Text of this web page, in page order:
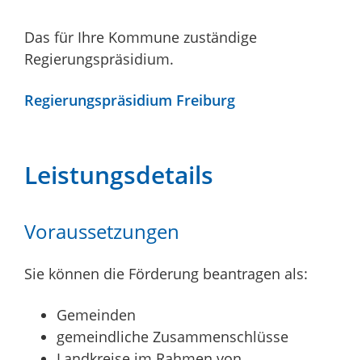
Das für Ihre Kommune zuständige
Regierungspräsidium.
Regierungspräsidium Freiburg
Leistungsdetails
Voraussetzungen
Sie können die Förderung beantragen als:
Gemeinden
gemeindliche Zusammenschlüsse